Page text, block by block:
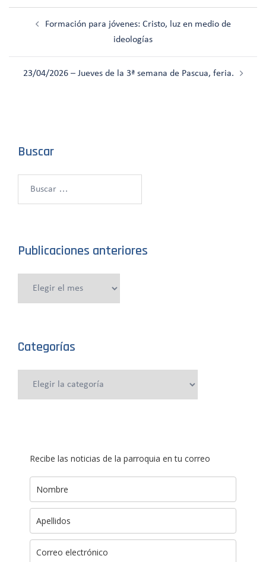
Formación para jóvenes: Cristo, luz en medio de
ideologías
23/04/2026 – Jueves de la 3ª semana de Pascua, feria.
Buscar
Publicaciones anteriores
Categorías
Recibe las noticias de la parroquia en tu correo